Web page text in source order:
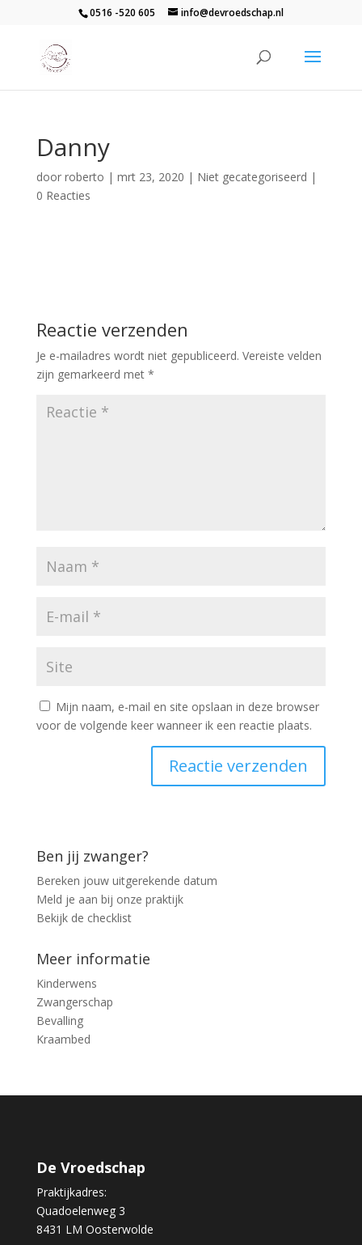
0516 -520 605 info@devroedschap.nl
Danny
door roberto | mrt 23, 2020 | Niet gecategoriseerd |
0 Reacties
Reactie verzenden
Je e-mailadres wordt niet gepubliceerd. Vereiste velden
zijn gemarkeerd met *
Mijn naam, e-mail en site opslaan in deze browser
voor de volgende keer wanneer ik een reactie plaats.
Ben jij zwanger?
Bereken jouw uitgerekende datum
Meld je aan bij onze praktijk
Bekijk de checklist
Meer informatie
Kinderwens
Zwangerschap
Bevalling
Kraambed
De Vroedschap
Praktijkadres:
Quadoelenweg 3
8431 LM Oosterwolde